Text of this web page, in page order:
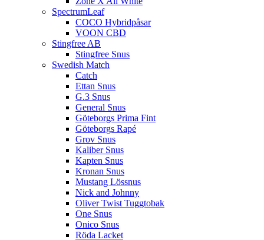
SpectrumLeaf
COCO Hybridpåsar
VOON CBD
Stingfree AB
Stingfree Snus
Swedish Match
Catch
Ettan Snus
G.3 Snus
General Snus
Göteborgs Prima Fint
Göteborgs Rapé
Grov Snus
Kaliber Snus
Kapten Snus
Kronan Snus
Mustang Lössnus
Nick and Johnny
Oliver Twist Tuggtobak
One Snus
Onico Snus
Röda Lacket